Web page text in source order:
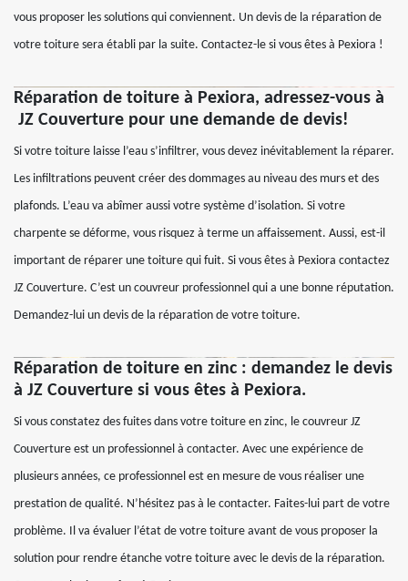
vous proposer les solutions qui conviennent. Un devis de la réparation de
votre toiture sera établi par la suite. Contactez-le si vous êtes à Pexiora !
Réparation de toiture à Pexiora, adressez-vous à
JZ Couverture pour une demande de devis!
Si votre toiture laisse l’eau s’infiltrer, vous devez inévitablement la réparer.
Les infiltrations peuvent créer des dommages au niveau des murs et des
plafonds. L’eau va abîmer aussi votre système d’isolation. Si votre
charpente se déforme, vous risquez à terme un affaissement. Aussi, est-il
important de réparer une toiture qui fuit. Si vous êtes à Pexiora contactez
JZ Couverture. C’est un couvreur professionnel qui a une bonne réputation.
Demandez-lui un devis de la réparation de votre toiture.
Réparation de toiture en zinc : demandez le devis
à JZ Couverture si vous êtes à Pexiora.
Si vous constatez des fuites dans votre toiture en zinc, le couvreur JZ
Couverture est un professionnel à contacter. Avec une expérience de
plusieurs années, ce professionnel est en mesure de vous réaliser une
prestation de qualité. N’hésitez pas à le contacter. Faites-lui part de votre
problème. Il va évaluer l’état de votre toiture avant de vous proposer la
solution pour rendre étanche votre toiture avec le devis de la réparation.